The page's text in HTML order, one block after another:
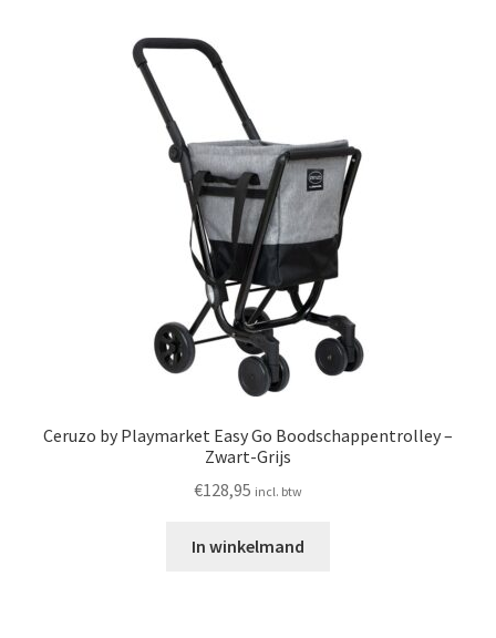
Ceruzo by Playmarket Easy Go Boodschappentrolley –
Zwart-Grijs
€128,95 incl. btw
In winkelmand